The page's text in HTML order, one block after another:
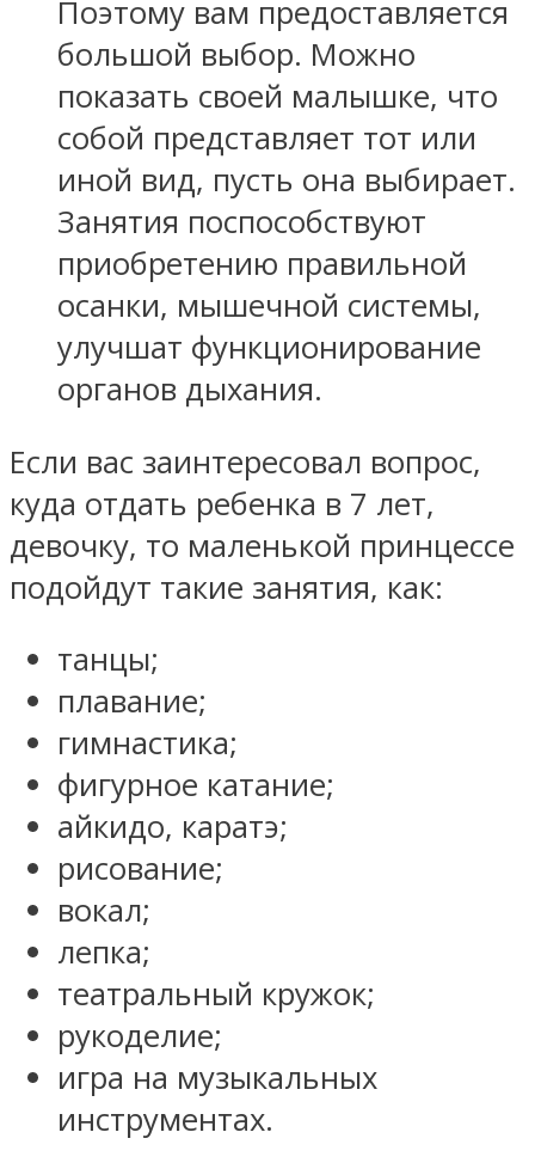
Поэтому вам предоставляется
большой выбор. Можно
показать своей малышке, что
собой представляет тот или
иной вид, пусть она выбирает.
Занятия поспособствуют
приобретению правильной
осанки, мышечной системы,
улучшат функционирование
органов дыхания.
Если вас заинтересовал вопрос,
куда отдать ребенка в 7 лет,
девочку, то маленькой принцессе
подойдут такие занятия, как:
танцы;
плавание;
гимнастика;
фигурное катание;
айкидо, каратэ;
рисование;
вокал;
лепка;
театральный кружок;
рукоделие;
игра на музыкальных
инструментах.